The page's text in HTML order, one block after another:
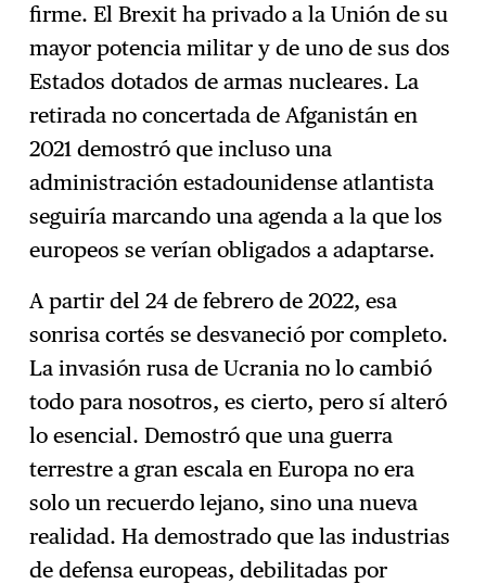
firme. El Brexit ha privado a la Unión de su
mayor potencia militar y de uno de sus dos
Estados dotados de armas nucleares. La
retirada no concertada de Afganistán en
2021 demostró que incluso una
administración estadounidense atlantista
seguiría marcando una agenda a la que los
europeos se verían obligados a adaptarse.
A partir del 24 de febrero de 2022, esa
sonrisa cortés se desvaneció por completo.
La invasión rusa de Ucrania no lo cambió
todo para nosotros, es cierto, pero sí alteró
lo esencial. Demostró que una guerra
terrestre a gran escala en Europa no era
solo un recuerdo lejano, sino una nueva
realidad. Ha demostrado que las industrias
de defensa europeas, debilitadas por